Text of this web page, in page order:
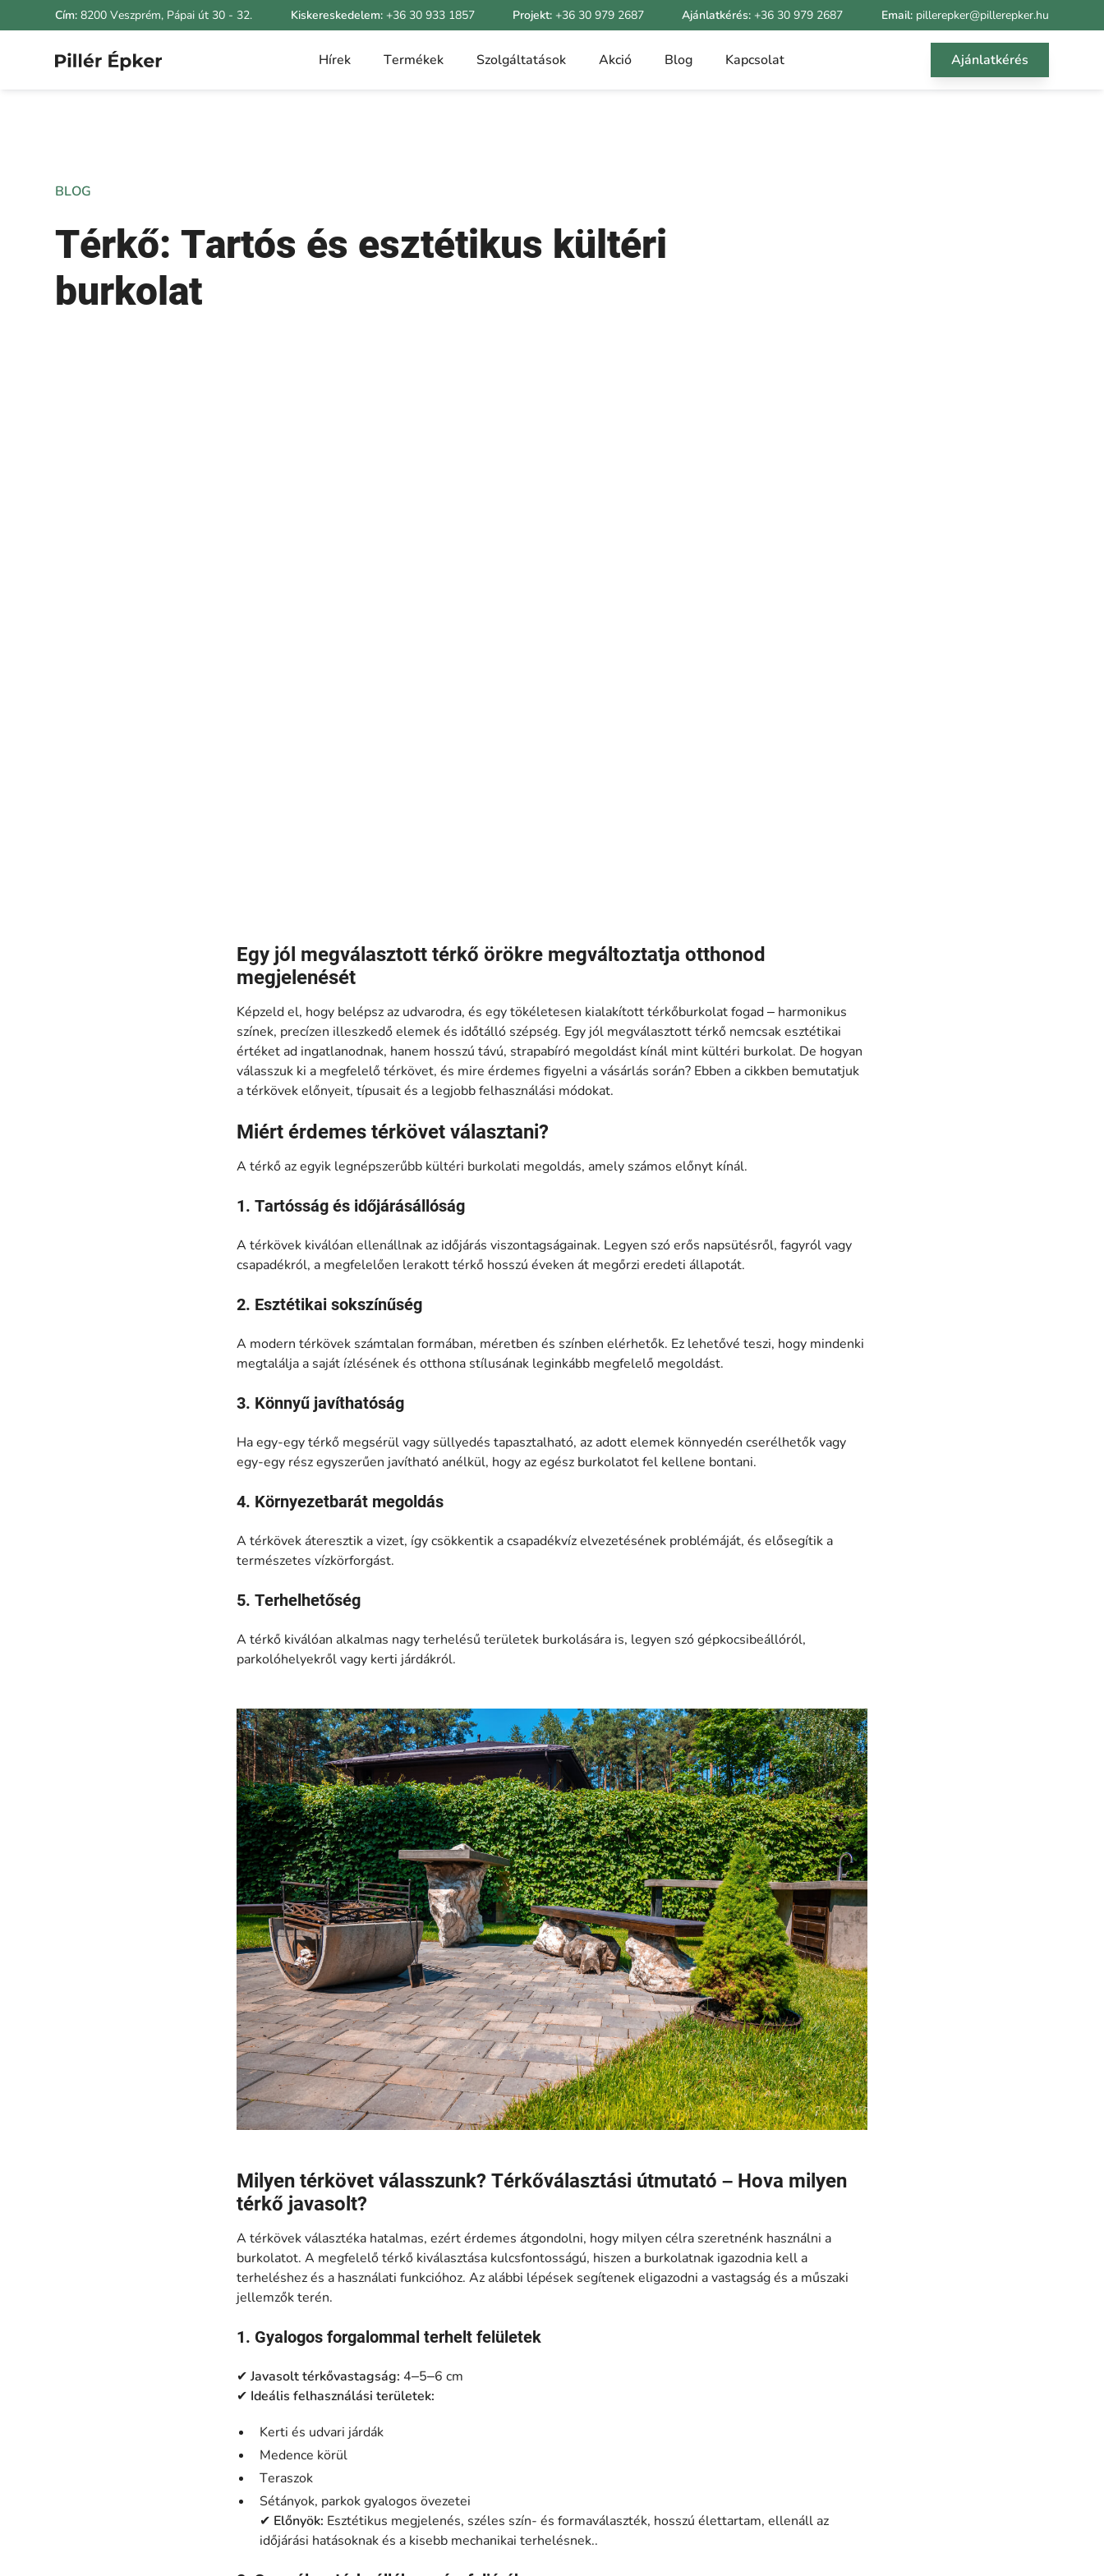
Cím: 8200 Veszprém, Pápai út 30 - 32. Kiskereskedelem:+36 30 933 1857 Projekt: +36 30 979 2687 Ajánlatkérés: +36 30 979 2687 Email: pillerepker@pillerepker.hu
Hírek Termékek Szolgáltatások Akció Blog Kapcsolat Ajánlatkérés
BLOG
Térkő: Tartós és esztétikus kültéri
burkolat
Egy jól megválasztott térkő örökre megváltoztatja otthonod
megjelenését
Képzeld el, hogy belépsz az udvarodra, és egy tökéletesen kialakított térkőburkolat fogad – harmonikus
színek, precízen illeszkedő elemek és időtálló szépség. Egy jól megválasztott térkő nemcsak esztétikai
értéket ad ingatlanodnak, hanem hosszú távú, strapabíró megoldást kínál mint kültéri burkolat. De hogyan
válasszuk ki a megfelelő térkövet, és mire érdemes figyelni a vásárlás során? Ebben a cikkben bemutatjuk
a térkövek előnyeit, típusait és a legjobb felhasználási módokat.
Miért érdemes térkövet választani?
A térkő az egyik legnépszerűbb kültéri burkolati megoldás, amely számos előnyt kínál.
1. Tartósság és időjárásállóság
A térkövek kiválóan ellenállnak az időjárás viszontagságainak. Legyen szó erős napsütésről, fagyról vagy
csapadékról, a megfelelően lerakott térkő hosszú éveken át megőrzi eredeti állapotát.
2. Esztétikai sokszínűség
A modern térkövek számtalan formában, méretben és színben elérhetők. Ez lehetővé teszi, hogy mindenki
megtalálja a saját ízlésének és otthona stílusának leginkább megfelelő megoldást.
3. Könnyű javíthatóság
Ha egy-egy térkő megsérül vagy süllyedés tapasztalható, az adott elemek könnyedén cserélhetők vagy
egy-egy rész egyszerűen javítható anélkül, hogy az egész burkolatot fel kellene bontani.
4. Környezetbarát megoldás
A térkövek áteresztik a vizet, így csökkentik a csapadékvíz elvezetésének problémáját, és elősegítik a
természetes vízkörforgást.
5. Terhelhetőség
A térkő kiválóan alkalmas nagy terhelésű területek burkolására is, legyen szó gépkocsibeállóról,
parkolóhelyekről vagy kerti járdákról.
Milyen térkövet válasszunk? Térkőválasztási útmutató – Hova milyen
térkő javasolt?
A térkövek választéka hatalmas, ezért érdemes átgondolni, hogy milyen célra szeretnénk használni a
burkolatot. A megfelelő térkő kiválasztása kulcsfontosságú, hiszen a burkolatnak igazodnia kell a
terheléshez és a használati funkcióhoz. Az alábbi lépések segítenek eligazodni a vastagság és a műszaki
jellemzők terén.
1. Gyalogos forgalommal terhelt felületek
✔Javasolt térkővastagság: 4–5–6 cm
✔ Ideális felhasználási területek:
Kerti és udvari járdák
Medence körül
Teraszok
Sétányok, parkok gyalogos övezetei
✔ Előnyök: Esztétikus megjelenés, széles szín- és formaválaszték, hosszú élettartam, ellenáll az
időjárási hatásoknak és a kisebb mechanikai terhelésnek..